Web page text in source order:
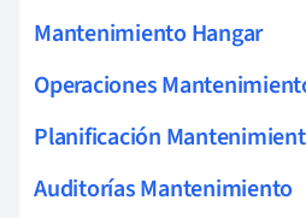
Mantenimiento Hangar
Operaciones
Planificación
Auditorías Mantenimiento